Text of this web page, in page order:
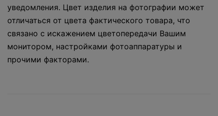
уведомления. Цвет изделия на фотографии может
отличаться от цвета фактического товара, что
связано с искажением цветопередачи Вашим
монитором, настройками фотоаппаратуры и
прочими факторами.